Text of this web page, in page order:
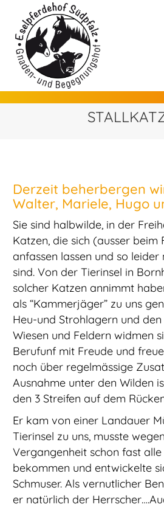
Derzeit beherbergen
Walter, Mariele, Hugo
Sie sind halbwilde, in der
Katzen, die sich (ausser beim
anfassen lassen und so
sind. Von der Tierinsel in
solcher Katzen annimmt
als “Kammerjäger” zu uns
Heu-und Strohlagern und
Wiesen und Feldern widmen
Berufunf mit Freude und
noch über regelmässige
Ausnahme unter den Wilden
den 3 Streifen auf dem
Er kam von einer Landauer
Tierinsel zu uns, musste
Vergangenheit schon fast
bekommen und entwickelte
Schmuser. Als vernutlicher
er natürlich der